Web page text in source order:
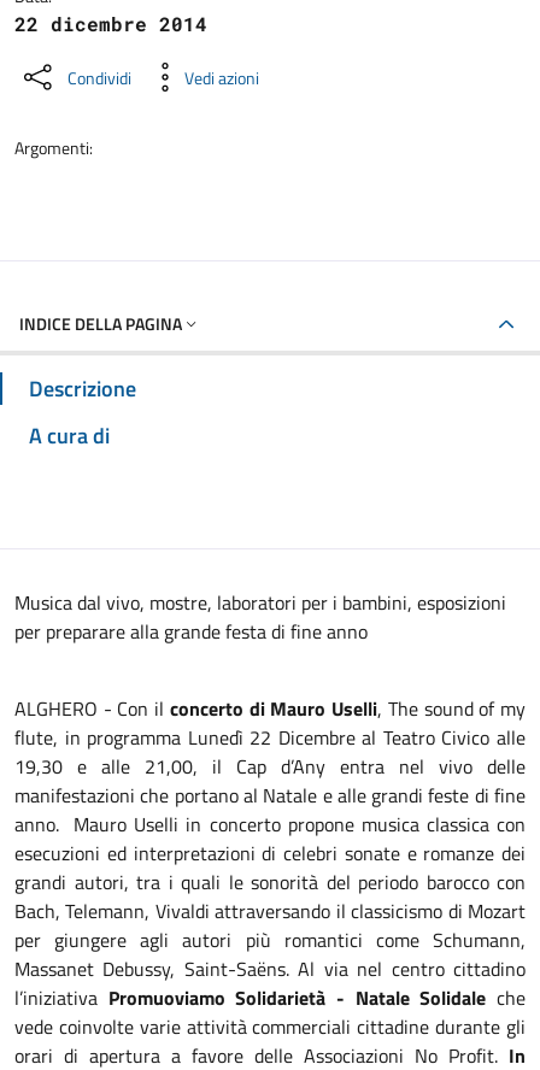
22 dicembre 2014
Condividi Vedi azioni
Argomenti:
INDICE DELLA PAGINA
Descrizione
A cura di
Musica dal vivo, mostre, laboratori per i bambini, esposizioni
per preparare alla grande festa di fine anno
ALGHERO - Con il concerto di Mauro Uselli, The sound of my
flute, in programma Lunedì 22 Dicembre al Teatro Civico alle
19,30 e alle 21,00, il Cap d’Any entra nel vivo delle
manifestazioni che portano al Natale e alle grandi feste di fine
anno. Mauro Uselli in concerto propone musica classica con
esecuzioni ed interpretazioni di celebri sonate e romanze dei
grandi autori, tra i quali le sonorità del periodo barocco con
Bach, Telemann, Vivaldi attraversando il classicismo di Mozart
per giungere agli autori più romantici come Schumann,
Massanet Debussy, Saint-Saëns. Al via nel centro cittadino
l’iniziativa Promuoviamo Solidarietà - Natale Solidale che
vede coinvolte varie attività commerciali cittadine durante gli
orari di apertura a favore delle Associazioni No Profit. In